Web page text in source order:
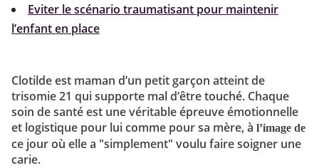
Eviter le scénario traumatisant pour maintenir
l’enfant en place
Clotilde est maman d’un petit garçon atteint de
trisomie 21 qui supporte mal d’être touché. Chaque
soin de santé est une véritable épreuve émotionnelle
et logistique pour lui comme pour sa mère, à l’image de
ce jour où elle a "simplement" voulu faire soigner une
carie.